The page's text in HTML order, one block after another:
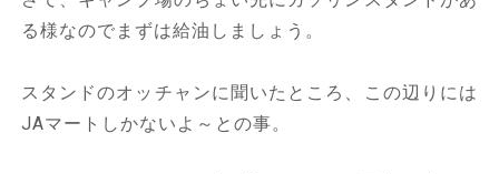
る様なのでまずは給油しましょう。
スタンドのオッチャンに聞いたところ、この辺りには
JAマートしかないよ～との事。